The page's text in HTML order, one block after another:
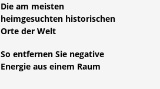
Die am meisten
heimgesuchten historischen
Orte der Welt
So entfernen Sie negative
Energie aus einem Raum